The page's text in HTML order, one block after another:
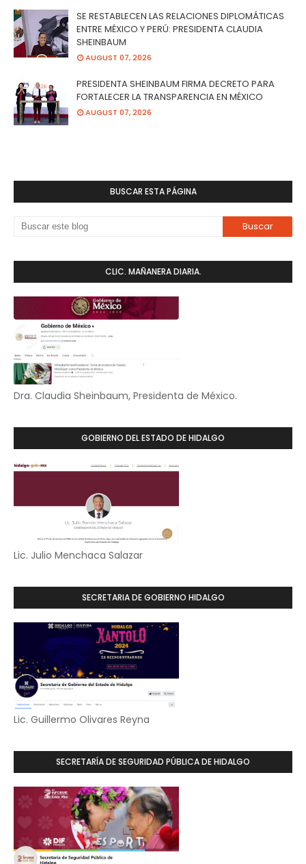
SE RESTABLECEN LAS RELACIONES DIPLOMÁTICAS
ENTRE MÉXICO Y PERÚ: PRESIDENTA CLAUDIA
SHEINBAUM
AUGUST 07, 2026
PRESIDENTA SHEINBAUM FIRMA DECRETO PARA
FORTALECER LA TRANSPARENCIA EN MÉXICO
AUGUST 07, 2026
BUSCAR ESTA PÁGINA
CLIC. MAÑANERA DIARIA.
Dra. Claudia Sheinbaum, Presidenta de México.
GOBIERNO DEL ESTADO DE HIDALGO
Lic. Julio Menchaca Salazar
SECRETARIA DE GOBIERNO HIDALGO
Lic. Guillermo Olivares Reyna
SECRETARÍA DE SEGURIDAD PÚBLICA DE HIDALGO